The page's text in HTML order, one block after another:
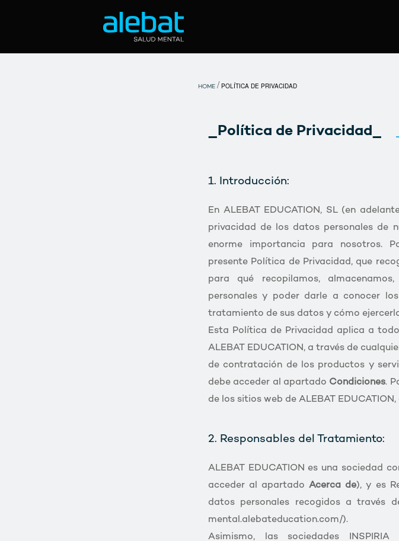
contenido
HOME /POLÍTICA DE PRIVACIDAD
_Política de Privacidad_
1. Introducción:
En ALEBAT EDUCATION, SL (en
privacidad de los datos personales de
enorme importancia para nosotros.
presente Política de Privacidad, que
para qué recopilamos,
personales y poder darle a conocer
tratamiento de sus datos y cómo
Esta Política de Privacidad aplica a
ALEBAT EDUCATION, a través de
de contratación de los productos y
debe acceder al apartado Condiciones.
de los sitios web de ALEBAT
2. Responsables del Tratamiento:
ALEBAT EDUCATION es una sociedad
acceder al apartadoAcerca de), y es
datos personales recogidos a través
mental.alebateducation.com/).
Asimismo, las sociedades INSPIRIA